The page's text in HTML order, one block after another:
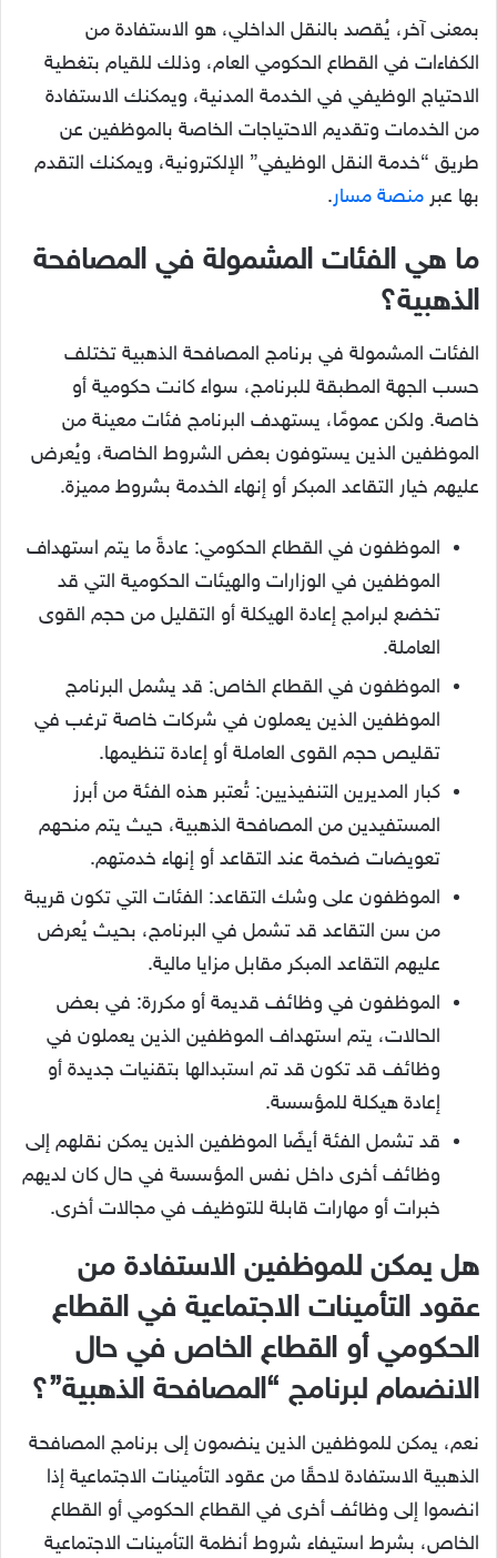
بمعنى آخر، يُقصد بالنقل الداخلي، هو الاستفادة من
الكفاءات في القطاع الحكومي العام، وذلك للقيام بتغطية
الاحتياج الوظيفي في الخدمة المدنية، ويمكنك الاستفادة
من الخدمات وتقديم الاحتياجات الخاصة بالموظفين عن
طريق “خدمة النقل الوظيفي” الإلكترونية، ويمكنك التقدم
بها عبر منصة مسار.
ما هي الفئات المشمولة في المصافحة
الذهبية؟
الفئات المشمولة في برنامج المصافحة الذهبية تختلف
حسب الجهة المطبقة للبرنامج، سواء كانت حكومية أو
خاصة. ولكن عمومًا، يستهدف البرنامج فئات معينة من
الموظفين الذين يستوفون بعض الشروط الخاصة، ويُعرض
عليهم خيار التقاعد المبكر أو إنهاء الخدمة بشروط مميزة.
الموظفون في القطاع الحكومي: عادةً ما يتم استهداف
الموظفين في الوزارات والهيئات الحكومية التي قد
تخضع لبرامج إعادة الهيكلة أو التقليل من حجم القوى
العاملة.
الموظفون في القطاع الخاص: قد يشمل البرنامج
الموظفين الذين يعملون في شركات خاصة ترغب في
تقليص حجم القوى العاملة أو إعادة تنظيمها.
كبار المديرين التنفيذيين: تُعتبر هذه الفئة من أبرز
المستفيدين من المصافحة الذهبية، حيث يتم منحهم
تعويضات ضخمة عند التقاعد أو إنهاء خدمتهم.
الموظفون على وشك التقاعد: الفئات التي تكون قريبة
من سن التقاعد قد تشمل في البرنامج، بحيث يُعرض
عليهم التقاعد المبكر مقابل مزايا مالية.
الموظفون في وظائف قديمة أو مكررة: في بعض
الحالات، يتم استهداف الموظفين الذين يعملون في
وظائف قد تكون قد تم استبدالها بتقنيات جديدة أو
إعادة هيكلة للمؤسسة.
قد تشمل الفئة أيضًا الموظفين الذين يمكن نقلهم إلى
وظائف أخرى داخل نفس المؤسسة في حال كان لديهم
خبرات أو مهارات قابلة للتوظيف في مجالات أخرى.
هل يمكن للموظفين الاستفادة من
عقود التأمينات الاجتماعية في القطاع
الحكومي أو القطاع الخاص في حال
الانضمام لبرنامج “المصافحة الذهبية”؟
نعم، يمكن للموظفين الذين ينضمون إلى برنامج المصافحة
الذهبية الاستفادة لاحقًا من عقود التأمينات الاجتماعية إذا
انضموا إلى وظائف أخرى في القطاع الحكومي أو القطاع
الخاص، بشرط استيفاء شروط أنظمة التأمينات الاجتماعية